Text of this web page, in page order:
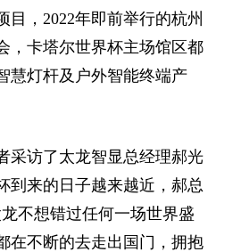
目，2022年即前举行的杭州
，卡塔尔世界杯主场馆区都
慧灯杆及户外智能终端产
采访了太龙智显总经理郝光
到来的日子越来越近，郝总
不想错过任何一场世界盛
在不断的去走出国门，拥抱